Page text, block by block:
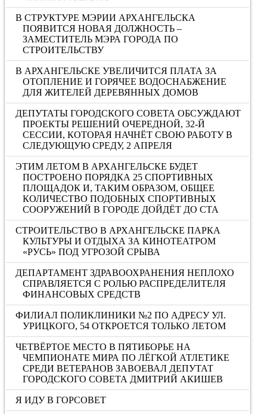
В СТРУКТУРЕ МЭРИИ АРХАНГЕЛЬСКА
ПОЯВИТСЯ НОВАЯ ДОЛЖНОСТЬ –
ЗАМЕСТИТЕЛЬ МЭРА ГОРОДА ПО
СТРОИТЕЛЬСТВУ
В АРХАНГЕЛЬСКЕ УВЕЛИЧИТСЯ ПЛАТА ЗА
ОТОПЛЕНИЕ И ГОРЯЧЕЕ ВОДОСНАБЖЕНИЕ
ДЛЯ ЖИТЕЛЕЙ ДЕРЕВЯННЫХ ДОМОВ
ДЕПУТАТЫ ГОРОДСКОГО СОВЕТА ОБСУЖДАЮТ
ПРОЕКТЫ РЕШЕНИЙ ОЧЕРЕДНОЙ, 32-Й
СЕССИИ, КОТОРАЯ НАЧНЁТ СВОЮ РАБОТУ В
СЛЕДУЮЩУЮ СРЕДУ, 2 АПРЕЛЯ
ЭТИМ ЛЕТОМ В АРХАНГЕЛЬСКЕ БУДЕТ
ПОСТРОЕНО ПОРЯДКА 25 СПОРТИВНЫХ
ПЛОЩАДОК И, ТАКИМ ОБРАЗОМ, ОБЩЕЕ
КОЛИЧЕСТВО ПОДОБНЫХ СПОРТИВНЫХ
СООРУЖЕНИЙ В ГОРОДЕ ДОЙДЁТ ДО СТА
СТРОИТЕЛЬСТВО В АРХАНГЕЛЬСКЕ ПАРКА
КУЛЬТУРЫ И ОТДЫХА ЗА КИНОТЕАТРОМ
«РУСЬ» ПОД УГРОЗОЙ СРЫВА
ДЕПАРТАМЕНТ ЗДРАВООХРАНЕНИЯ НЕПЛОХО
СПРАВЛЯЕТСЯ С РОЛЬЮ РАСПРЕДЕЛИТЕЛЯ
ФИНАНСОВЫХ СРЕДСТВ
ФИЛИАЛ ПОЛИКЛИНИКИ №2 ПО АДРЕСУ УЛ.
УРИЦКОГО, 54 ОТКРОЕТСЯ ТОЛЬКО ЛЕТОМ
ЧЕТВЁРТОЕ МЕСТО В ПЯТИБОРЬЕ НА
ЧЕМПИОНАТЕ МИРА ПО ЛЁГКОЙ АТЛЕТИКЕ
СРЕДИ ВЕТЕРАНОВ ЗАВОЕВАЛ ДЕПУТАТ
ГОРОДСКОГО СОВЕТА ДМИТРИЙ АКИШЕВ
Я ИДУ В ГОРСОВЕТ